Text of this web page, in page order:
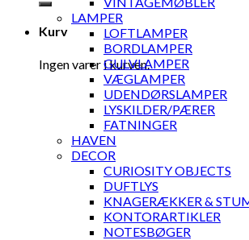
Kurv
Ingen varer i kurven.
LAMPER
LOFTLAMPER
BORDLAMPER
GULVLAMPER
VÆGLAMPER
UDENDØRSLAMPER
LYSKILDER/PÆRER
FATNINGER
HAVEN
DECOR
CURIOSITY OBJECTS
DUFTLYS
KNAGERÆKKER &
KONTORARTIKLER
NOTESBØGER